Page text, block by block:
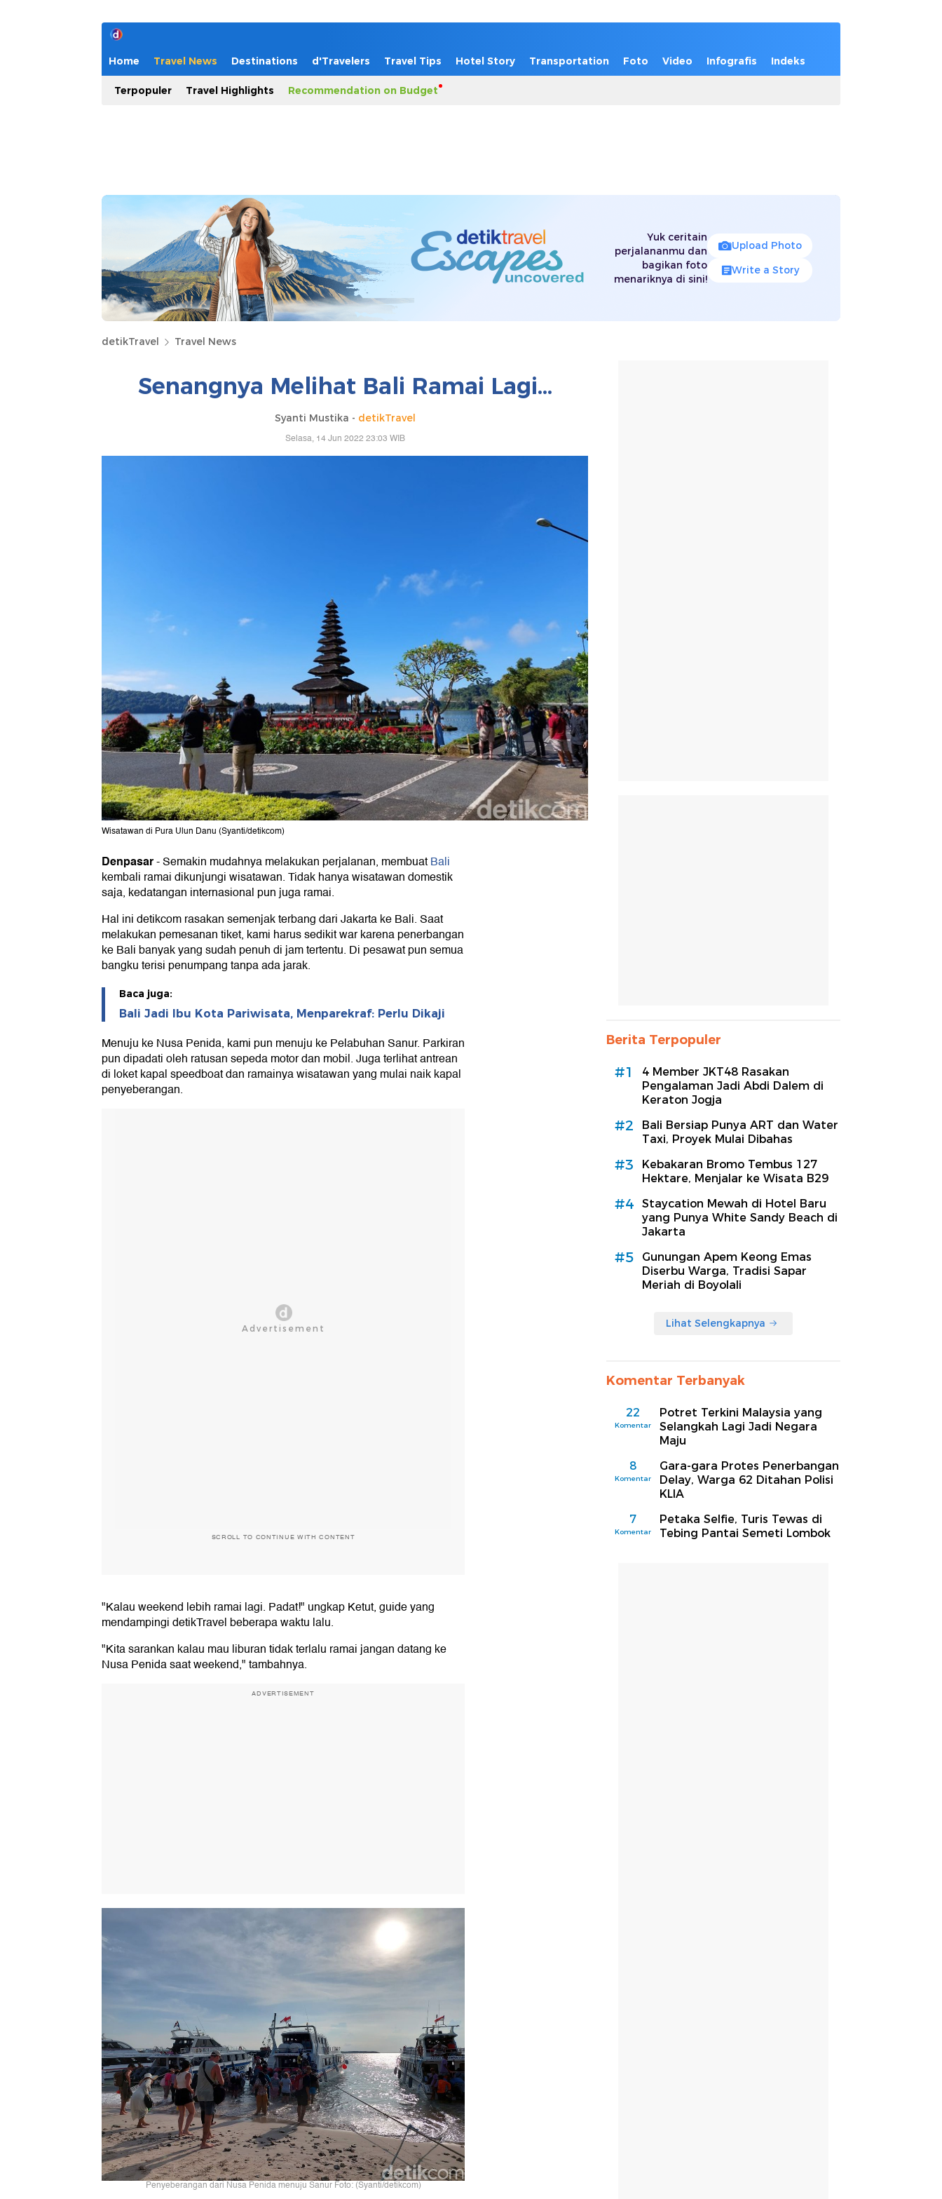
Home Travel News Destinations d'Travelers Travel Tips Hotel Story Transportation Foto Video Infografis Indeks
Terpopuler Travel Highlights Recommendation on Budget
Yuk ceritain
perjalananmu dan
bagikan foto
menariknya di sini!
Upload Photo
Write a Story
detikTravel Travel News
Senangnya Melihat Bali Ramai Lagi...
Syanti Mustika - detikTravel
Selasa, 14 Jun 2022 23:03 WIB
Wisatawan di Pura Ulun Danu (Syanti/detikcom)
Denpasar-Semakin mudahnya melakukan perjalanan, membuatBali
kembali ramai dikunjungi wisatawan. Tidak hanya wisatawan domestik
saja, kedatangan internasional pun juga ramai.
Hal ini detikcom rasakan semenjak terbang dari Jakarta ke Bali. Saat
melakukan pemesanan tiket, kami harus sedikit war karena penerbangan
ke Bali banyak yang sudah penuh di jam tertentu. Di pesawat pun semua
bangku terisi penumpang tanpa ada jarak.
Baca juga:
Bali Jadi Ibu Kota Pariwisata, Menparekraf: Perlu Dikaji
Menuju ke Nusa Penida, kami pun menuju ke Pelabuhan Sanur. Parkiran
pun dipadati oleh ratusan sepeda motor dan mobil. Juga terlihat antrean
di loket kapal speedboat dan ramainya wisatawan yang mulai naik kapal
penyeberangan.
SCROLL TO CONTINUE WITH CONTENT
"Kalau weekend lebih ramai lagi. Padat!" ungkap Ketut, guide yang
mendampingi detikTravel beberapa waktu lalu.
"Kita sarankan kalau mau liburan tidak terlalu ramai jangan datang ke
Nusa Penida saat weekend," tambahnya.
ADVERTISEMENT
Penyeberangan dari Nusa Penida menuju Sanur Foto: (Syanti/detikcom)
Berita Terpopuler
#1
4 Member JKT48 Rasakan
Pengalaman Jadi Abdi Dalem di
Keraton Jogja
#2
Bali Bersiap Punya ART dan Water
Taxi, Proyek Mulai Dibahas
#3
Kebakaran Bromo Tembus 127
Hektare, Menjalar ke Wisata B29
#4
Staycation Mewah di Hotel Baru
yang Punya White Sandy Beach di
Jakarta
#5
Gunungan Apem Keong Emas
Diserbu Warga, Tradisi Sapar
Meriah di Boyolali
Lihat Selengkapnya
Komentar Terbanyak
22
Komentar
Potret Terkini Malaysia yang
Selangkah Lagi Jadi Negara
Maju
8
Komentar
Gara-gara Protes Penerbangan
Delay, Warga 62 Ditahan Polisi
KLIA
7
Komentar
Petaka Selfie, Turis Tewas di
Tebing Pantai Semeti Lombok